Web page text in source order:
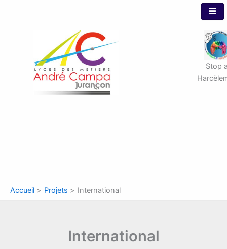
Stop
Accueil Projets International
International